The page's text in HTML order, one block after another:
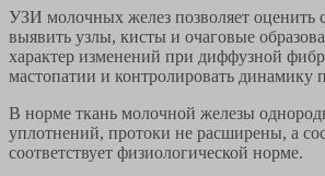
УЗИ молочных желез позволяет оценить
выявить узлы, кисты и очаговые
характер изменений при диффузной
мастопатии и контролировать динамику
В норме ткань молочной железы
уплотнений, протоки не расширены, а
соответствует физиологической норме.